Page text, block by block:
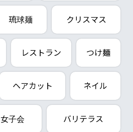
琉球麺 クリスマス
レストラン つけ麺
ヘアカット ネイル
女子会 バリテラス